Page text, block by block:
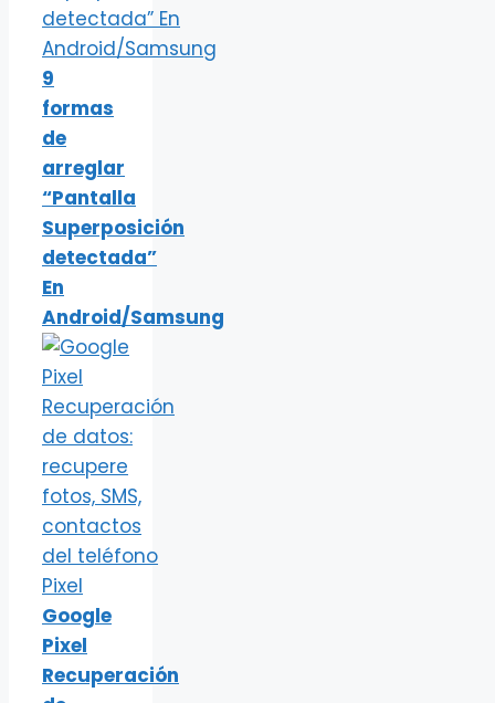
9
formas
de
arreglar
“Pantalla
Superposición
detectada”
En
Android/Samsung
Google
Pixel
Recuperación